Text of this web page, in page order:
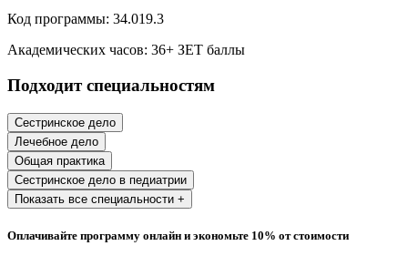
Социология и социальная работа
и служащих
История и археология
Психологические науки
Техносферная безопасность и ОТ
Код программы: 34.019.3
Академических часов: 36+ ЗЕТ баллы
Подходит специальностям
Сестринское дело
Лечебное дело
Общая практика
Сестринское дело в педиатрии
Показать все специальности +
Оплачивайте программу онлайн и экономьте 10% от стоимости